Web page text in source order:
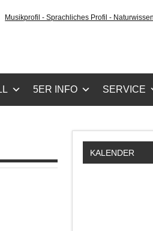
Musikprofil - Sprachliches Profil -
5ER INFO SERVICE
KALENDER